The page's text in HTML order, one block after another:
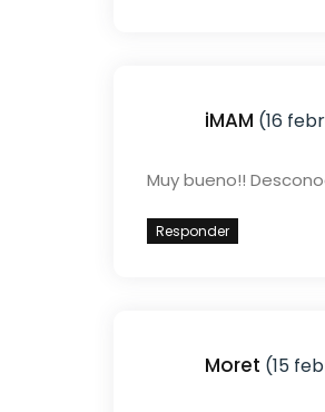
iMAM (16
Muy bueno!!
Responder
Moret (15